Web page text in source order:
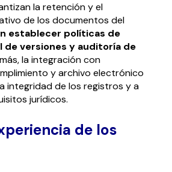
la retención y el
de los documentos del
establecer políticas de
versiones y auditoría de
la integración con
y archivo electrónico
integridad de los registros y a
jurídicos.
de los